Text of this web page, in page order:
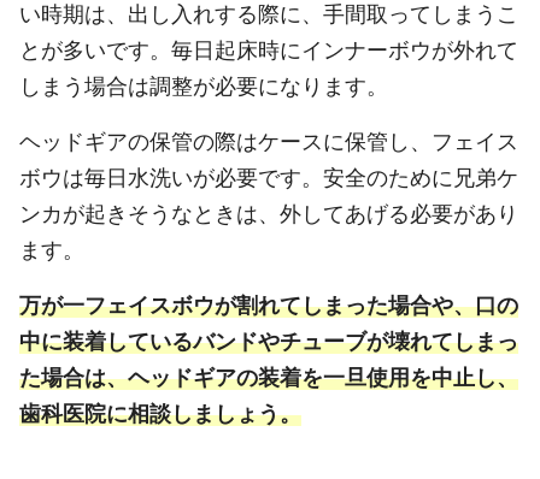
い時期は、出し入れする際に、手間取ってしまうこ
とが多いです。毎日起床時にインナーボウが外れて
しまう場合は調整が必要になります。
ヘッドギアの保管の際はケースに保管し、フェイス
ボウは毎日水洗いが必要です。安全のために兄弟ケ
ンカが起きそうなときは、外してあげる必要があり
ます。
万が一フェイスボウが割れてしまった場合や、口の
中に装着しているバンドやチューブが壊れてしまっ
た場合は、ヘッドギアの装着を一旦使用を中止し、
歯科医院に相談しましょう。